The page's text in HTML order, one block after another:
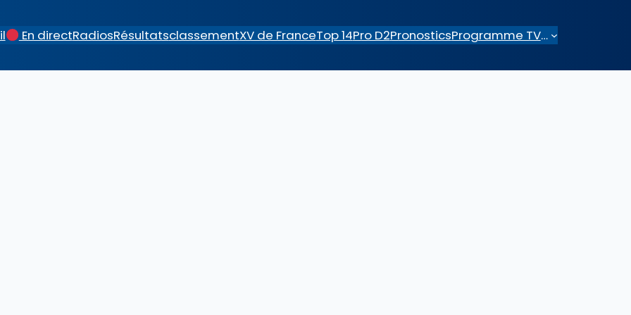
En directRadiosRésultatsclassementXV de FranceTop 14Pro D2PronosticsProgramme TV…